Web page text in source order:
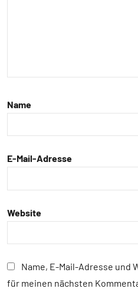
Name
E-Mail-Adresse
Website
Name, E-Mail-Adresse und
für meinen nächsten